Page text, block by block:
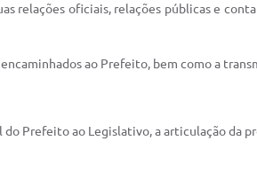
relações oficiais, relações públicas e
ao Prefeito, bem como a
do Prefeito ao Legislativo, a articulação da